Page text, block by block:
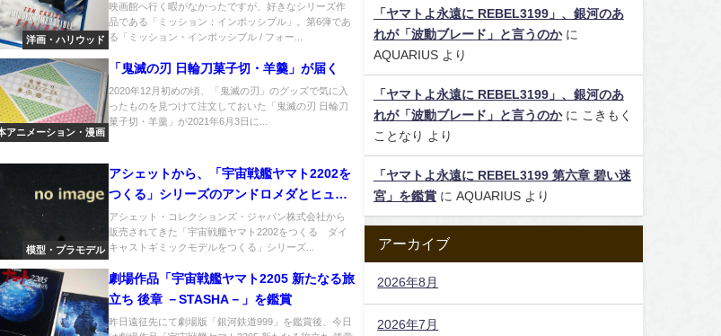
洋画・ハリウッド
映画館へ行く暇がなかったですが、好きなシリーズ作
品である「ミッション：インポッシブル」。第6弾であ
る「ミッション・インポッシブル / フォー...
アニメーション・漫画
「鬼滅の刃 日輪刀菓子切・羊羹」が届く
2020年12月初めの頃、「鬼滅の刃」のグッズで気に入
ったものを見つけて注文しておいた「鬼滅の刃 日輪刀
菓子切・羊羹」が2021年6月3日に...
模型・プラモデル
アシェットから、「宇宙戦艦ヤマト2202を
つくる」シリーズのアンドロメダとヒュウ
ガの全号セットを販売
アシェット・コレクションズ・ジャパン株式会社から
販売されてきた「宇宙戦艦ヤマト2202をつくる ダイ
キャストギミックモデルをつくる」シリーズ...
劇場作品「宇宙戦艦ヤマト2205 新たなる旅
立ち 後章 －STASHA－」を鑑賞
昨日遠征先にて劇場版「銀河鉄道999」を鑑賞後、今日
「ヤマトよ永遠に REBEL3199」、銀河のあ
れが「波動ブレード」と言うのかに
AQUARIUSより
「ヤマトよ永遠に REBEL3199」、銀河のあ
れが「波動ブレード」と言うのかに
こきもく
ことなり
より
「ヤマトよ永遠に REBEL3199 第六章 碧い迷
宮」を鑑賞に AQUARIUSより
アーカイブ
2026年8月
2026年7月